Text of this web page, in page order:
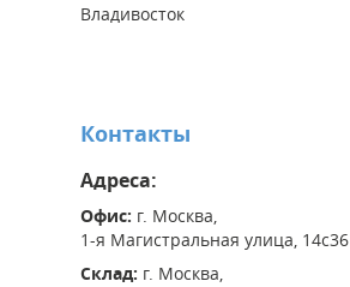
Владивосток
Контакты
Адреса:
Офис: г. Москва,
1-я Магистральная улица, 14с36
Склад: г. Москва,